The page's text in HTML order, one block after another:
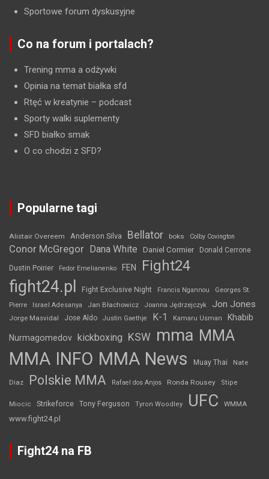
Sportowe forum dyskusyjne
Co na forum i portalach?
Trening mma a odżywki
Opinia na temat białka sfd
Rtęć w kreatynie – podcast
Sporty walki suplementy
SFD białko smak
O co chodzi z SFD?
Popularne tagi
Alistair Overeem Anderson Silva Bellator boks Colby Covington
Conor McGregor Dana White Daniel Cormier Donald Cerrone
Dustin Poirier Fedor Emelianenko FEN Fight24
fight24.pl Fight Exclusive Night Francis Ngannou
Georges St.
Pierre
Israel Adesanya Jan Błachowicz Joanna Jędrzejczyk Jon Jones
Jorge Masvidal Jose Aldo Justin Gaethje K-1 Kamaru Usman Khabib
Nurmagomedov kickboxing KSW mma MMA
MMA INFO MMA News Muay Thai Nate
Diaz Polskie MMA Rafael dos Anjos Ronda Rousey Stipe
Miocic Strikeforce Tony Ferguson Tyron Woodley UFC WMMA
www.fight24.pl
Fight24 na FB